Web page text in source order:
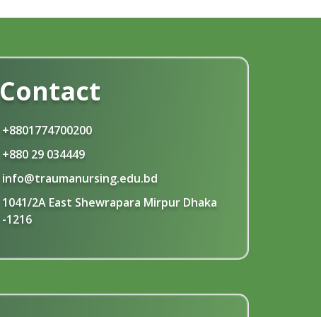
Contact
+8801774700200
+880 29 034449
info@traumanursing.edu.bd
1041/2A East Shewrapara Mirpur Dhaka
-1216